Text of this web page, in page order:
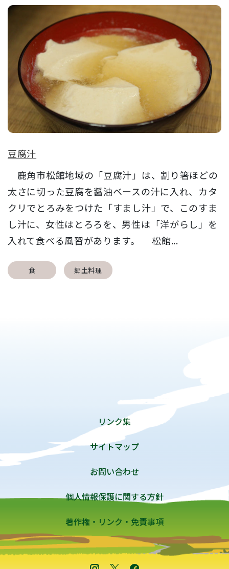
豆腐汁
鹿角市松館地域の「豆腐汁」は、割り箸ほどの
太さに切った豆腐を醤油ベースの汁に入れ、カタ
クリでとろみをつけた「すまし汁」で、このすま
し汁に、女性はとろろを、男性は「洋がらし」を
入れて食べる風習があります。 松館...
食 郷土料理
リンク集
サイトマップ
お問い合わせ
個人情報保護に関する方針
著作権・リンク・免責事項